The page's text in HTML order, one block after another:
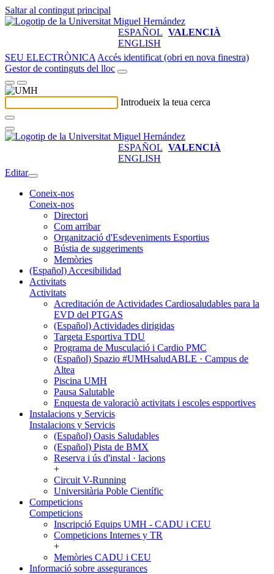
Saltar al contingut principal
ESPAÑOL VALENCIÀ
ENGLISH
SEU ELECTRÒNICA Accés identificat (obri en nova finestra)
Gestor de continguts del lloc
Introdueix la teua cerca
ESPAÑOL VALENCIÀ
ENGLISH
Editar
Coneix-nos
Coneix-nos
Directori
Com arribar
Organització d'Esdeveniments Esportius
Bústia de suggeriments
Memòries
(Español) Accesibilidad
Activitats
Activitats
Acreditación de Actividades Cardiosaludables para la
EVD del PTGAS
(Español) Actividades dirigidas
Targeta Esportiva TDU
Programa de Musculació i Cardio PMC
(Español) Spazio #UMHsaludABLE · Campus de
Altea
Piscina UMH
Pausa Salutable
Enquesta de valoraciò activitats i escoles espportives
Instalacions y Servicis
Instalacions y Servicis
(Español) Oasis Saludables
(Español) Pista de BMX
Reserva i ús d'instal · lacions
+
Circuit V-Running
Universitària Poble Científic
Competicions
Competicions
Inscripció Equips UMH - CADU i CEU
Competicions Internes y TR
+
Memòries CADU i CEU
Informació sobre assegurances